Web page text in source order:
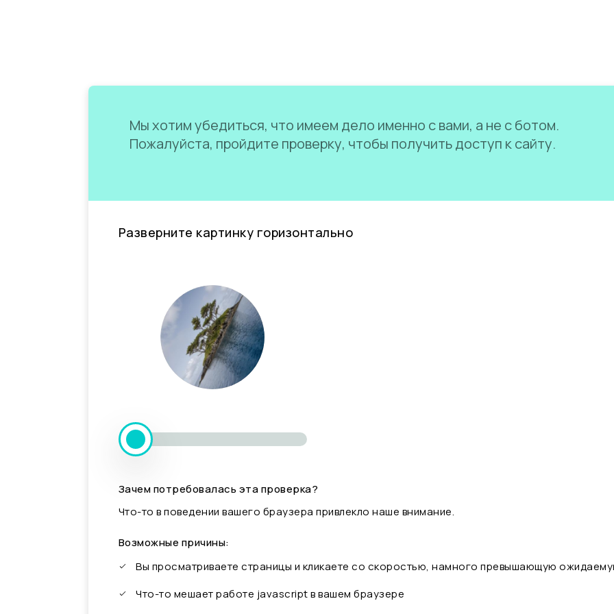
Мы хотим убедиться, что имеем дело именно с вами, а не с ботом.
Пожалуйста, пройдите проверку, чтобы получить доступ к сайту.
Разверните картинку горизонтально
Зачем потребовалась эта проверка?
Что-то в поведении вашего браузера привлекло наше внимание.
Возможные причины:
Вы просматриваете страницы и кликаете со скоростью, намного превышающую
Что-то мешает работе javascript в вашем браузере